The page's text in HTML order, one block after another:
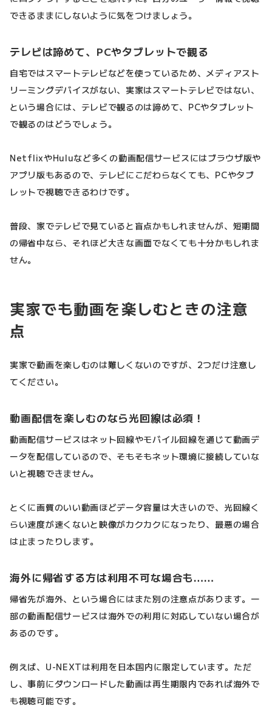
できるままにしないように気をつけましょう。
テレビは諦めて、PCやタブレットで観る
自宅ではスマートテレビなどを使っているため、メディアスト
リーミングデバイスがない、実家はスマートテレビではない、
という場合には、テレビで観るのは諦めて、PCやタブレット
で観るのはどうでしょう。
NetflixやHuluなど多くの動画配信サービスにはブラウザ版や
アプリ版もあるので、テレビにこだわらなくても、PCやタブ
レットで視聴できるわけです。
普段、家でテレビで見ていると盲点かもしれませんが、短期間
の帰省中なら、それほど大きな画面でなくても十分かもしれま
せん。
実家でも動画を楽しむときの注意
点
実家で動画を楽しむのは難しくないのですが、2つだけ注意し
てください。
動画配信を楽しむのなら光回線は必須！
動画配信サービスはネット回線やモバイル回線を通じて動画デ
ータを配信しているので、そもそもネット環境に接続していな
いと視聴できません。
とくに画質のいい動画ほどデータ容量は大きいので、光回線く
らい速度が速くないと映像がカクカクになったり、最悪の場合
は止まったりします。
海外に帰省する方は利用不可な場合も……
帰省先が海外、という場合にはまた別の注意点があります。一
部の動画配信サービスは海外での利用に対応していない場合が
あるのです。
例えば、U-NEXTは利用を日本国内に限定しています。ただ
し、事前にダウンロードした動画は再生期限内であれば海外で
も視聴可能です。